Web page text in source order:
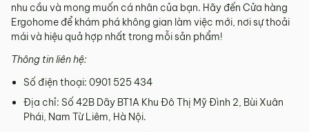
nhu cầu và mong muốn cá nhân của bạn. Hãy đến Cửa hàng
Ergohome để khám phá không gian làm việc mới, nơi sự thoải
mái và hiệu quả hợp nhất trong mỗi sản phẩm!
Thông tin liên hệ:
Số điện thoại: 0901 525 434
Địa chỉ: Số 42B Dãy BT1A Khu Đô Thị Mỹ Đình 2, Bùi Xuân
Phái, Nam Từ Liêm, Hà Nội.